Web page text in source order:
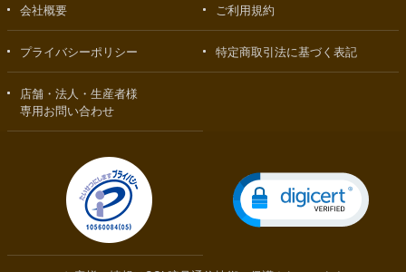
会社概要 ご利用規約
プライバシーポリシー 特定商取引法に基づく表記
店舗・法人・生産者様
専用お問い合わせ